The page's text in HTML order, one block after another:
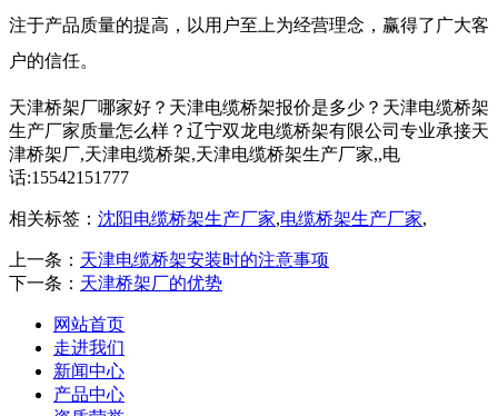
注于产品质量的提高，以用户至上为经营理念，赢得了广大客
户的信任。
天津桥架厂哪家好？天津电缆桥架报价是多少？天津电缆桥架
生产厂家质量怎么样？辽宁双龙电缆桥架有限公司专业承接天
津桥架厂,天津电缆桥架,天津电缆桥架生产厂家,,电
话:15542151777
相关标签： 沈阳电缆桥架生产厂家,电缆桥架生产厂家,
上一条： 天津电缆桥架安装时的注意事项
下一条： 天津桥架厂的优势
网站首页
走进我们
新闻中心
产品中心